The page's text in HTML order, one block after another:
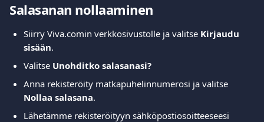
Salasanan nollaaminen
Siirry Viva.comin verkkosivustolle ja valitse Kirjaudu
sisään.
Valitse Unohditko salasanasi?
Anna rekisteröity matkapuhelinnumerosi ja valitse
Nollaa salasana.
Lähetämme rekisteröityyn sähköpostiosoitteeseesi